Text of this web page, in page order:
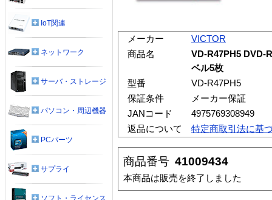
メーカー
VICTOR
商品名
VD-R47PH5 DVD-
ベル5枚
型番
VD-R47PH5
保証条件
メーカー保証
JANコード
4975769308949
返品について
特定商取引法に基
商品番号 41009434
本商品は販売を終了しました
IoT関連
ネットワーク
サーバ・ストレージ
パソコン・周辺機器
PCパーツ
サプライ
ソフト・ライセンス